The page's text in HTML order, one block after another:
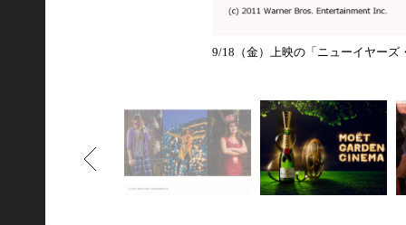
9/18（金）上映の「ニューイヤーズ
もどる